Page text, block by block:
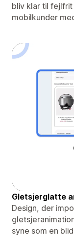
bliv klar til
mobilkunder
Gletsjerglatte
Design, der
syne som en